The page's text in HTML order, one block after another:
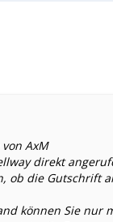
AxM
direkt
ob die Gutschrift
können Sie nur